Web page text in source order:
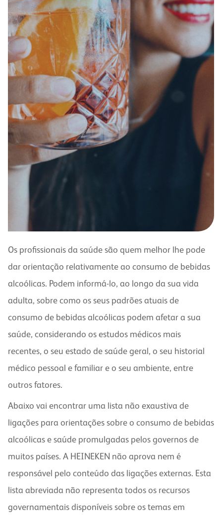
Os profissionais da saúde são quem melhor lhe pode
dar orientação relativamente ao consumo de bebidas
alcoólicas. Podem informá-lo, ao longo da sua vida
adulta, sobre como os seus padrões atuais de
consumo de bebidas alcoólicas podem afetar a sua
saúde, considerando os estudos médicos mais
recentes, o seu estado de saúde geral, o seu historial
médico pessoal e familiar e o seu ambiente, entre
outros fatores.
Abaixo vai encontrar uma lista não exaustiva de
ligações para orientações sobre o consumo de bebidas
alcoólicas e saúde promulgadas pelos governos de
muitos países. A HEINEKEN não aprova nem é
responsável pelo conteúdo das ligações externas. Esta
lista abreviada não representa todos os recursos
governamentais disponíveis sobre os temas em